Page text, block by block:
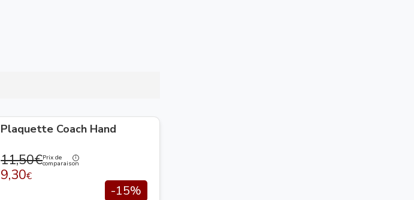
Plaquette Coach Hand
11,50€Prix de
comparaison
9,30€
-15%